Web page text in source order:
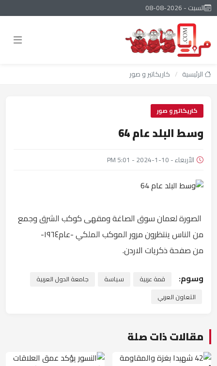
السبت - 2026-08-08
الرئيسية / كاريكاتير و صور
كاريكاتير و صور
وسط البلد عام 64
الأربعاء - 10-1-2024 - 5:01 PM
الصورة لعمان سوق الصاغة ومقهى كوكب الشرق وجمع
من الناس ينتظرون مرور الموكب الملكي -عام١٩٦٤-
من صفحة ذكريات الاردن.
وسوم: قمة عربية سياسة
جامعة الدول العربية
التعاون العربي
مقالات ذات صلة